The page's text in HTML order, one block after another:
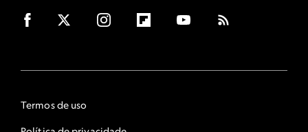
Termos de uso